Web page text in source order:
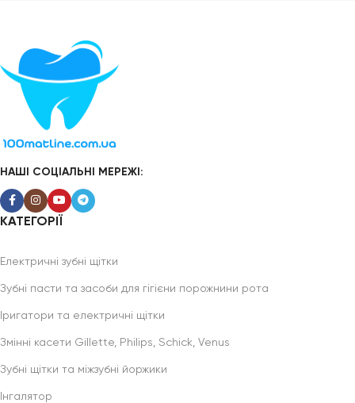
НАШІ СОЦІАЛЬНІ МЕРЕЖІ:
КАТЕГОРІЇ
Електричні зубні щітки
Зубні пасти та засоби для гігієни порожнини рота
Іригатори та електричні щітки
Змінні касети Gillette, Philips, Schick, Venus
Зубні щітки та міжзубні йоржики
Інгалятор